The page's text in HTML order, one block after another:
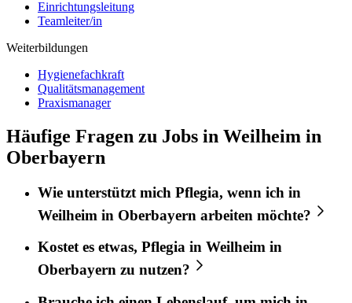
Einrichtungsleitung
Teamleiter/in
Weiterbildungen
Hygienefachkraft
Qualitätsmanagement
Praxismanager
Häufige Fragen zu Jobs in Weilheim in
Oberbayern
Wie unterstützt mich Pflegia, wenn ich in
Weilheim in Oberbayern arbeiten möchte?
Kostet es etwas, Pflegia in Weilheim in
Oberbayern zu nutzen?